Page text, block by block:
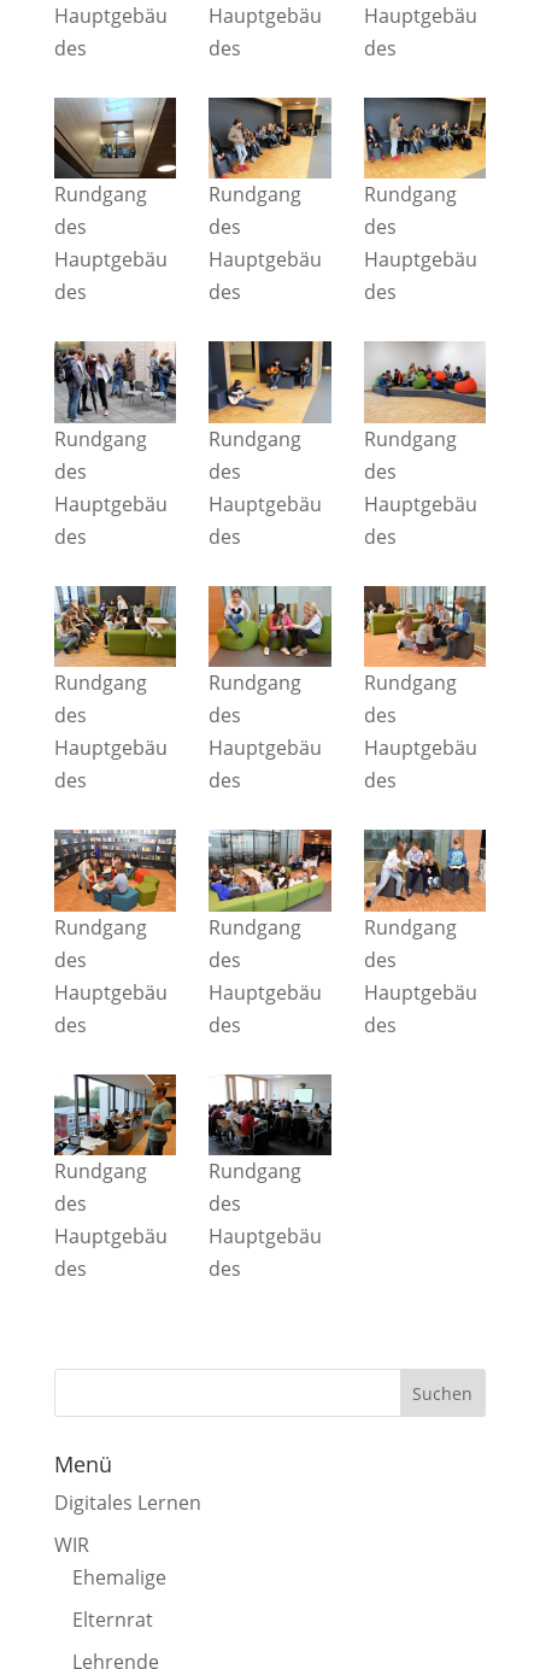
Hauptgebäu
des
Hauptgebäu
des
Hauptgebäu
des
Rundgang
des
Hauptgebäu
des
Rundgang
des
Hauptgebäu
des
Rundgang
des
Hauptgebäu
des
Rundgang
des
Hauptgebäu
des
Rundgang
des
Hauptgebäu
des
Rundgang
des
Hauptgebäu
des
Rundgang
des
Hauptgebäu
des
Rundgang
des
Hauptgebäu
des
Rundgang
des
Hauptgebäu
des
Rundgang
des
Hauptgebäu
des
Rundgang
des
Hauptgebäu
des
Rundgang
des
Hauptgebäu
des
Rundgang
des
Hauptgebäu
des
Rundgang
des
Hauptgebäu
des
Menü
Digitales Lernen
WIR
Ehemalige
Elternrat
Lehrende